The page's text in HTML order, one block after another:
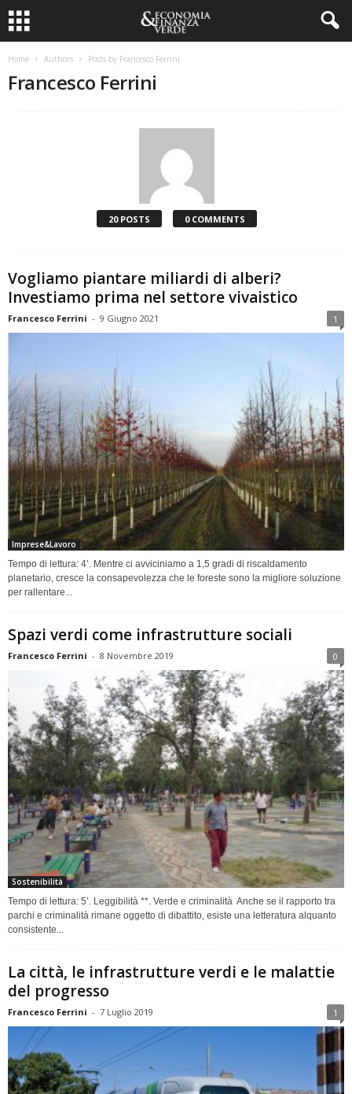
Home Authors Posts by Francesco Ferrini
Francesco Ferrini
20 POSTS 0 COMMENTS
Vogliamo piantare miliardi di alberi?
Investiamo prima nel settore vivaistico
Francesco Ferrini - 9 Giugno 2021 1
Imprese&Lavoro
Tempo di lettura: 4’. Mentre ci avviciniamo a 1,5 gradi di riscaldamento
planetario, cresce la consapevolezza che le foreste sono la migliore soluzione
per rallentare...
Spazi verdi come infrastrutture sociali
Francesco Ferrini - 8 Novembre 2019 0
Sostenibilità
Tempo di lettura: 5’. Leggibilità **. Verde e criminalità Anche se il rapporto tra
parchi e criminalità rimane oggetto di dibattito, esiste una letteratura alquanto
consistente...
La città, le infrastrutture verdi e le malattie
del progresso
Francesco Ferrini - 7 Luglio 2019 1